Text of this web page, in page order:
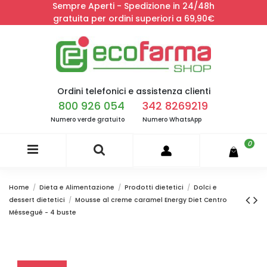
Sempre Aperti - Spedizione in 24/48h
gratuita per ordini superiori a 69,90€
Ordini telefonici e assistenza clienti
800 926 054
Numero verde gratuito
342 8269219
Numero WhatsApp
0
Home Dieta e Alimentazione Prodotti dietetici
Dolci e
dessert dietetici
Mousse al creme caramel Energy Diet Centro
Méssegué - 4 buste